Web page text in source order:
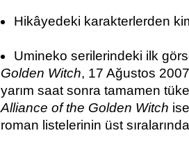
Hikâyedeki karakterlerden
Umineko serilerindeki ilk
Golden Witch, 17 Ağustos
yarım saat sonra tamamen
Alliance of the Golden Witch
roman listelerinin üst